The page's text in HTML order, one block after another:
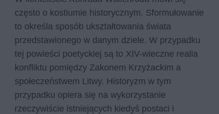
często o kostiumie historycznym. Sformułowanie
to określa sposób ukształtowania świata
przedstawionego w danym dziele. W przypadku
tej powieści poetyckiej są to XIV-wieczne realia
konfliktu pomiędzy Zakonem Krzyżackim a
społeczeństwem Litwy. Historyzm w tym
przypadku opiera się na wykorzystanie
rzeczywiście istniejących kiedyś postaci i